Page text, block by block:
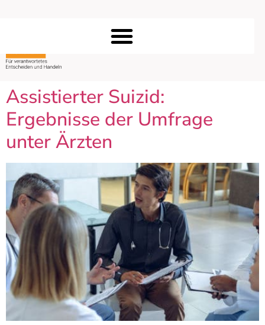
Assistierter Suizid:
Ergebnisse der Umfrage
unter Ärzten